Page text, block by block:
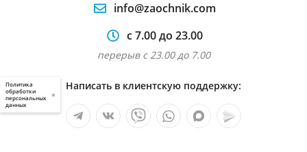
info@zaochnik.com
с 7.00 до 23.00
перерыв с 23.00 до 7.00
Написать в клиентскую поддержку:
Политика
обработки
персональных
данных
×